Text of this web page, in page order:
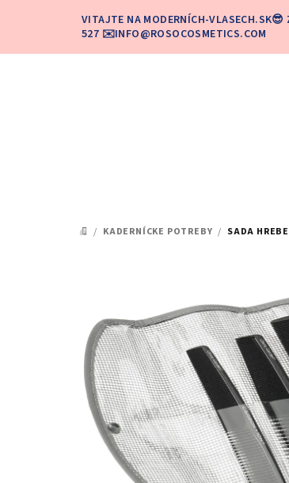
VITAJTE NA MODERNÍCH-
527 ✉️INFO@ROSOCOSMETICS.COM
DOMOV
/ KADERNÍCKE POTREBY / SADA